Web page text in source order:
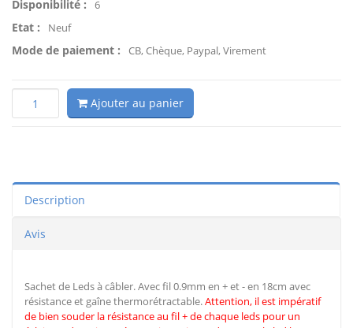
Disponibilité : 6
Etat : Neuf
Mode de paiement : CB, Chèque, Paypal, Virement
Ajouter au panier
Description
Avis
Sachet de Leds à câbler. Avec fil 0.9mm en + et - en 18cm avec
résistance et gaîne thermorétractable.Attention, il est impératif
de bien souder la résistance au fil + de chaque leds pour un